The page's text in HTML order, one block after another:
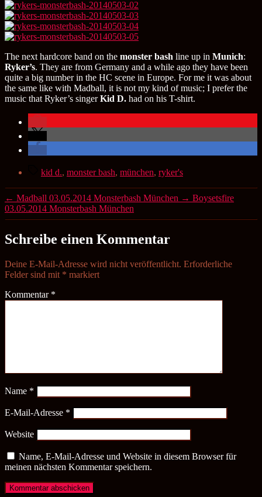
The next hardcore band on the monster bash line up in Munich:
Ryker’s. They are from Germany and a while ago they have been
quite a big number in the HC scene in Europe. For me it was about
the same like with Madball, it is not my kind of music; I prefer the
music that Ryker’s singerKid D. had on his T-shirt.
Schlagwörter
kid d., monster bash, münchen, ryker's
← Madball 03.05.2014 Monsterbash München → Boysetsfire
03.05.2014 Monsterbash München
Schreibe einen Kommentar
Deine E-Mail-Adresse wird nicht veröffentlicht. Erforderliche
Felder sind mit * markiert
Kommentar *
Name *
E-Mail-Adresse *
Website
Name, E-Mail-Adresse und Website in diesem Browser für
meinen nächsten Kommentar speichern.